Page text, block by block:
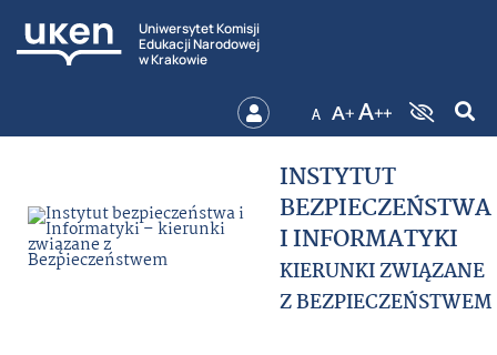
Uniwersytet Komisji
Edukacji Narodowej
w Krakowie
INSTYTUT
BEZPIECZEŃSTWA
I INFORMATYKI
KIERUNKI ZWIĄZANE
Z BEZPIECZEŃSTWEM